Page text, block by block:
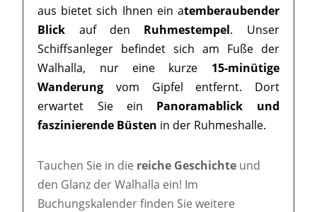
aus bietet sich Ihnen ein atemberaubender
Blick auf den Ruhmestempel. Unser
Schiffsanleger befindet sich am Fuße der
Walhalla, nur eine kurze 15-minütige
Wanderung vom Gipfel entfernt. Dort
erwartet Sie ein Panoramablick und
faszinierende Büsten in der Ruhmeshalle.
Tauchen Sie in die reiche Geschichte und
den Glanz der Walhalla ein! Im
Buchungskalender finden Sie weitere